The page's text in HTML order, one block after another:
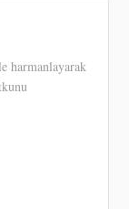
harmanlayarak